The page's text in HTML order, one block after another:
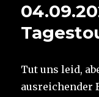
Tut uns leid,
ausreichender